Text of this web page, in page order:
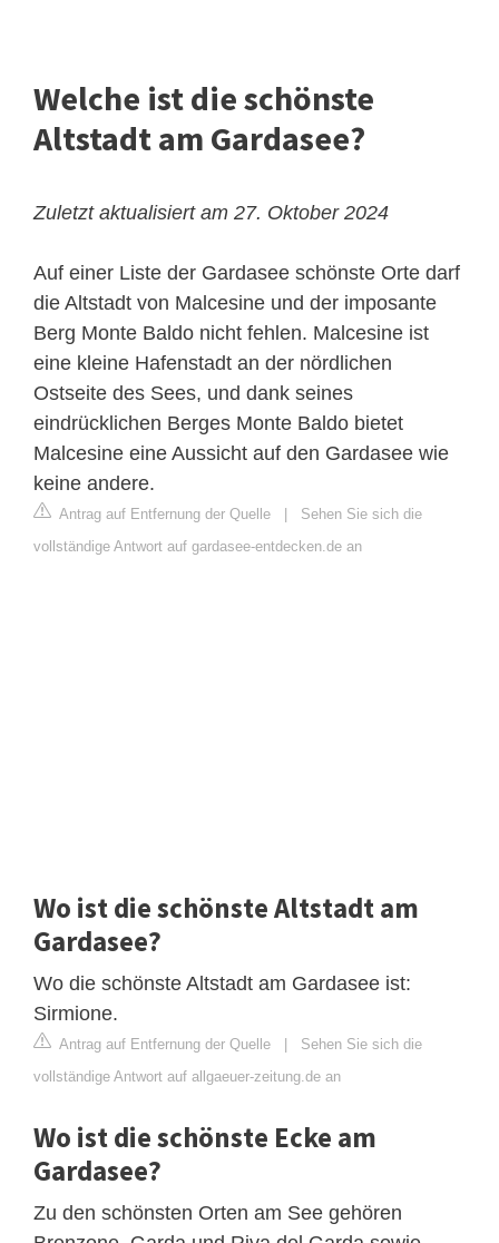
Welche ist die schönste
Altstadt am Gardasee?
Zuletzt aktualisiert am 27. Oktober 2024
Auf einer Liste der Gardasee schönste Orte darf
die Altstadt von Malcesine und der imposante
Berg Monte Baldo nicht fehlen. Malcesine ist
eine kleine Hafenstadt an der nördlichen
Ostseite des Sees, und dank seines
eindrücklichen Berges Monte Baldo bietet
Malcesine eine Aussicht auf den Gardasee wie
keine andere.
Antrag auf Entfernung der Quelle
Sehen Sie sich die
vollständige Antwort auf gardasee-entdecken.de an
Wo ist die schönste Altstadt am
Gardasee?
Wo die schönste Altstadt am Gardasee ist:
Sirmione.
Antrag auf Entfernung der Quelle
Sehen Sie sich die
vollständige Antwort auf allgaeuer-zeitung.de an
Wo ist die schönste Ecke am
Gardasee?
Zu den schönsten Orten am See gehören